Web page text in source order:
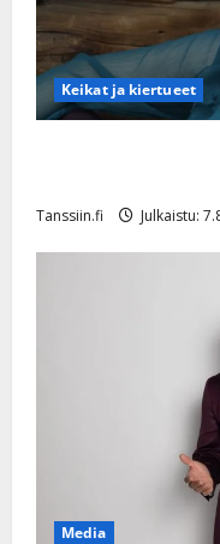
Keikat ja kiertueet
Tanssiin.fi Julkaistu:
Media